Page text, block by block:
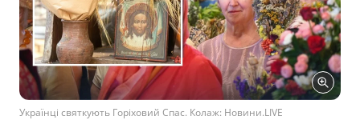
Українці святкують Горіховий Спас. Колаж: Новини.LIVE